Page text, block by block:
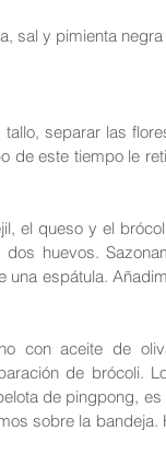
sal y pimienta
separar las
de este tiempo le
el queso y el
huevos.
una espátula.
con aceite de
de brócoli.
de pingpong,
sobre la bandeja.